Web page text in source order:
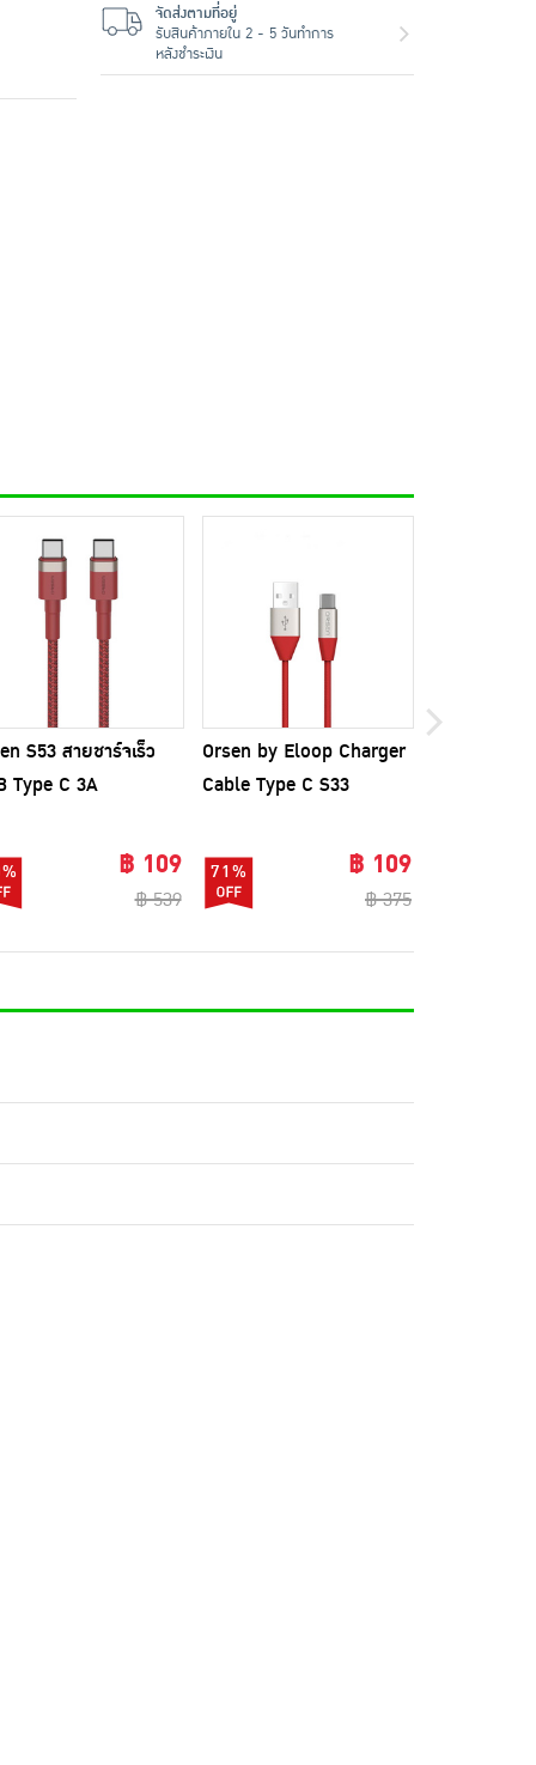
จัดส่งตามที่อยู่
รับสินค้าภายใน 2 - 5 วันทำการ
หลังชำระเงิน
S53 สายชาร์จเร็ว
Type C 3A
฿ 109
฿ 539
Orsen by Eloop Charger
Cable Type C S33
71% ฿ 109
฿ 375